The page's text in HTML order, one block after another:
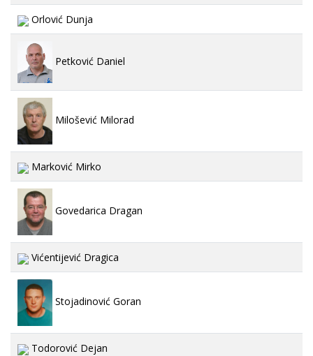
Orlović Dunja
Petković Daniel
Milošević Milorad
Marković Mirko
Govedarica Dragan
Vićentijević Dragica
Stojadinović Goran
Todorović Dejan